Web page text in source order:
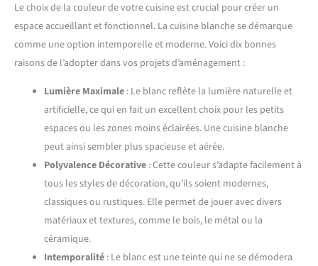
Le choix de la couleur de votre cuisine est crucial pour créer un
espace accueillant et fonctionnel. La cuisine blanche se démarque
comme une option intemporelle et moderne. Voici dix bonnes
raisons de l’adopter dans vos projets d’aménagement :
Lumière Maximale : Le blanc reflète la lumière naturelle et
artificielle, ce qui en fait un excellent choix pour les petits
espaces ou les zones moins éclairées. Une cuisine blanche
peut ainsi sembler plus spacieuse et aérée.
Polyvalence Décorative : Cette couleur s’adapte facilement à
tous les styles de décoration, qu’ils soient modernes,
classiques ou rustiques. Elle permet de jouer avec divers
matériaux et textures, comme le bois, le métal ou la
céramique.
Intemporalité : Le blanc est une teinte qui ne se démodera